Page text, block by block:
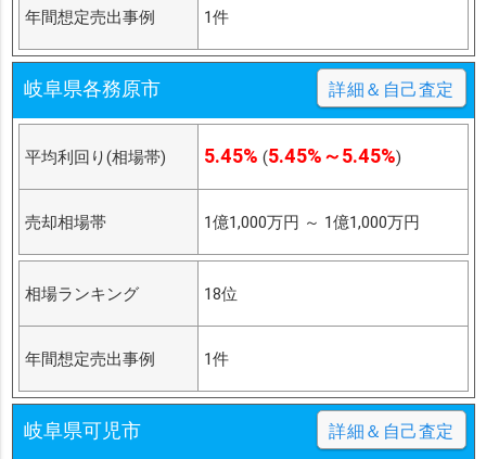
年間想定売出事例 1件
岐阜県各務原市 詳細＆自己査定
平均利回り(相場帯) 5.45% (5.45%～5.45%)
売却相場帯 1億1,000万円 ～ 1億1,000万円
相場ランキング 18位
年間想定売出事例 1件
岐阜県可児市 詳細＆自己査定